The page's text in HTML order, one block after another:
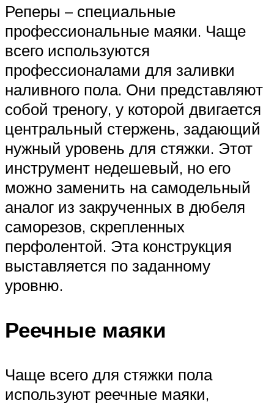
Реперы – специальные
профессиональные маяки. Чаще
всего используются
профессионалами для заливки
наливного пола. Они представляют
собой треногу, у которой двигается
центральный стержень, задающий
нужный уровень для стяжки. Этот
инструмент недешевый, но его
можно заменить на самодельный
аналог из закрученных в дюбеля
саморезов, скрепленных
перфолентой. Эта конструкция
выставляется по заданному
уровню.
Реечные маяки
Чаще всего для стяжки пола
используют реечные маяки,